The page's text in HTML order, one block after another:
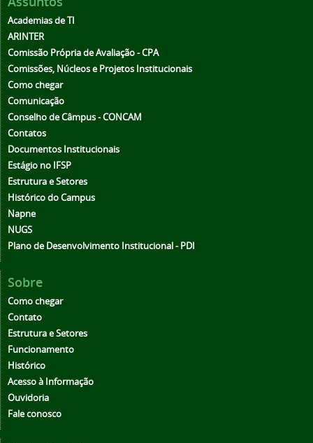
Academias de TI
ARINTER
Comissão Própria de Avaliação - CPA
Comissões, Núcleos e Projetos Institucionais
Como chegar
Comunicação
Conselho de Câmpus - CONCAM
Contatos
Documentos Institucionais
Estágio no IFSP
Estrutura e Setores
Histórico do Campus
Napne
NUGS
Plano de Desenvolvimento Institucional - PDI
Sobre
Como chegar
Contato
Estrutura e Setores
Funcionamento
Histórico
Acesso à Informação
Ouvidoria
Fale conosco